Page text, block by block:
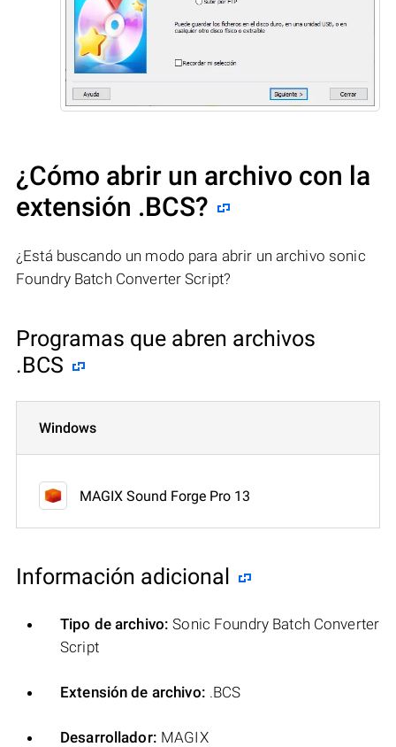
¿Cómo abrir un archivo con la
extensión .BCS?
¿Está buscando un modo para abrir un archivo sonic
Foundry Batch Converter Script?
Programas que abren archivos
.BCS
Windows
MAGIX Sound Forge Pro 13
Información adicional
Tipo de archivo: Sonic Foundry Batch Converter
Script
Extensión de archivo: .BCS
Desarrollador: MAGIX